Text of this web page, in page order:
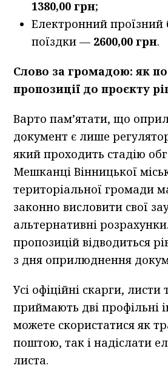
1380,00 грн;
Електронний проїзний
поїздки — 2600,00 грн.
Слово за громадою: як
пропозиції до проєкту
Варто пам’ятати, що
документ є лише
який проходить стадію
Мешканці Вінницької
територіальної громади
законно висловити свої
альтернативні
пропозицій відводиться
з дня оприлюднення
Усі офіційні скарги, листи
приймають дві профільні
можете скористатися як
поштою, так і надіслати
листа.